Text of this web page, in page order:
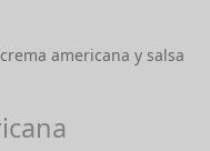
americana y salsa